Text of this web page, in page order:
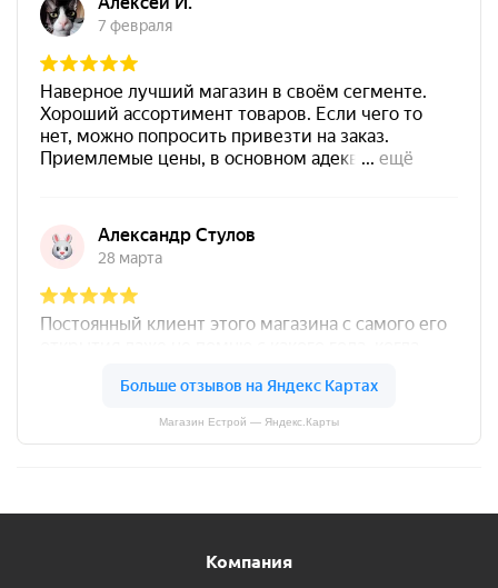
Магазин Естрой — Яндекс.Карты
Компания